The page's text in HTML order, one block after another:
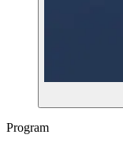
Program